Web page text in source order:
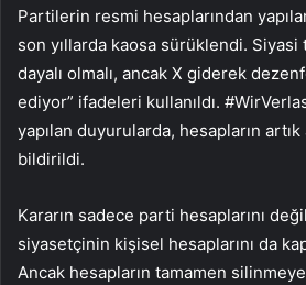
Partilerin resmi hesaplarından
son yıllarda kaosa sürüklendi. Siyasi
dayalı olmalı, ancak X giderek
ediyor” ifadeleri kullanıldı.
yapılan duyurularda, hesapların artık
bildirildi.
Kararın sadece parti hesaplarını
siyasetçinin kişisel hesaplarını da
Ancak hesapların tamamen